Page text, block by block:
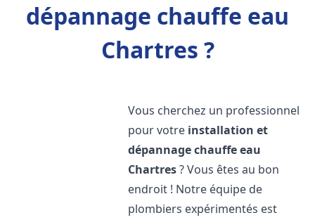
dépannage chauffe eau
Chartres ?
Vous cherchez un professionnel
pour votre installation et
dépannage chauffe eau
Chartres? Vous êtes au bon
endroit ! Notre équipe de
plombiers expérimentés est